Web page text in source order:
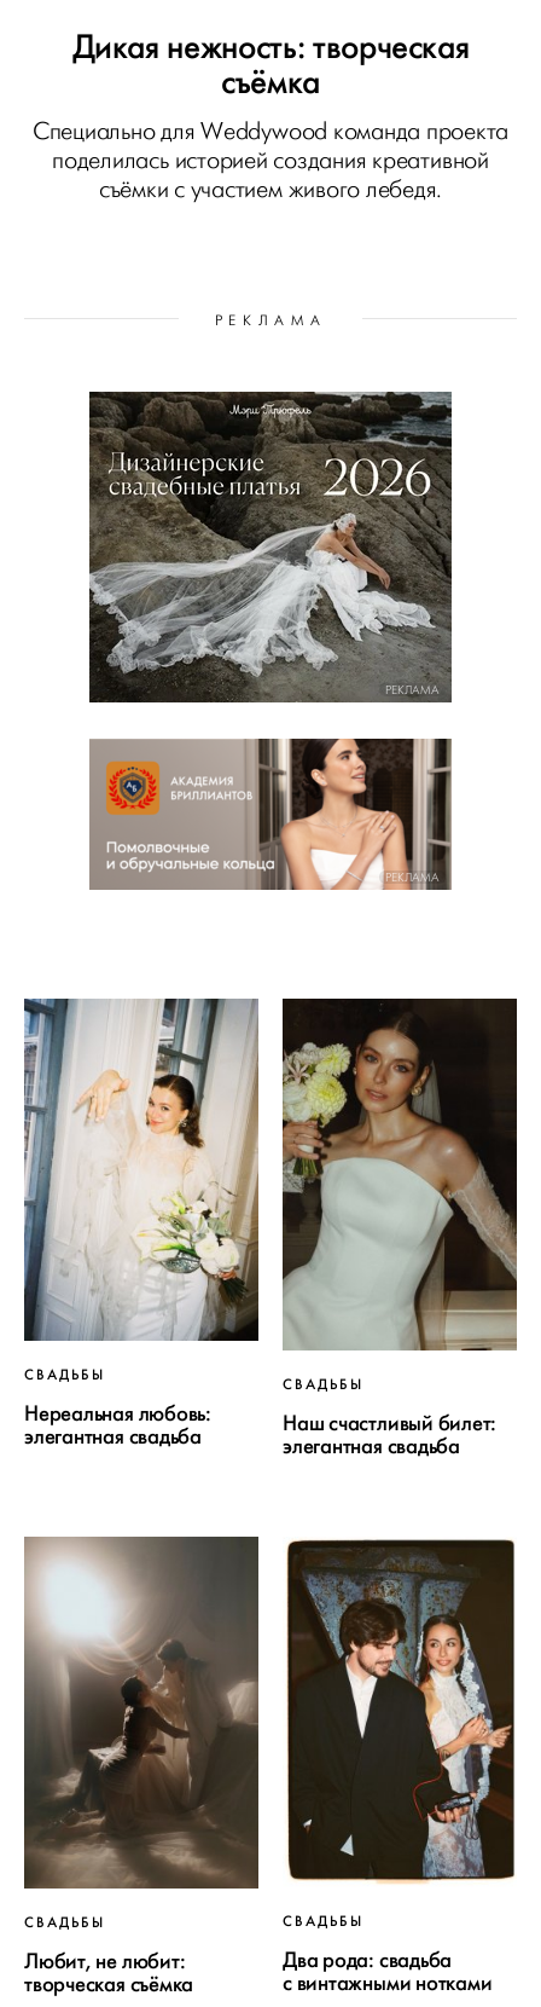
Дикая нежность: творческая
съёмка
Специально для Weddywood команда проекта
поделилась историей создания креативной
съёмки с участием живого лебедя.
РЕКЛАМА
РЕКЛАМА
РЕКЛАМА
СВАДЬБЫ
Нереальная любовь:
элегантная свадьба
СВАДЬБЫ
Наш счастливый билет:
элегантная свадьба
СВАДЬБЫ
Любит, не любит:
творческая съёмка
СВАДЬБЫ
Два рода: свадьба
с винтажными нотками